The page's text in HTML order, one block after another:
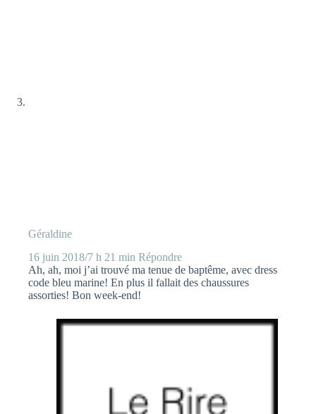
Géraldine
16 juin 2018/7 h 21 min Répondre
Ah, ah, moi j’ai trouvé ma tenue de baptême, avec dress
code bleu marine! En plus il fallait des chaussures
assorties! Bon week-end!